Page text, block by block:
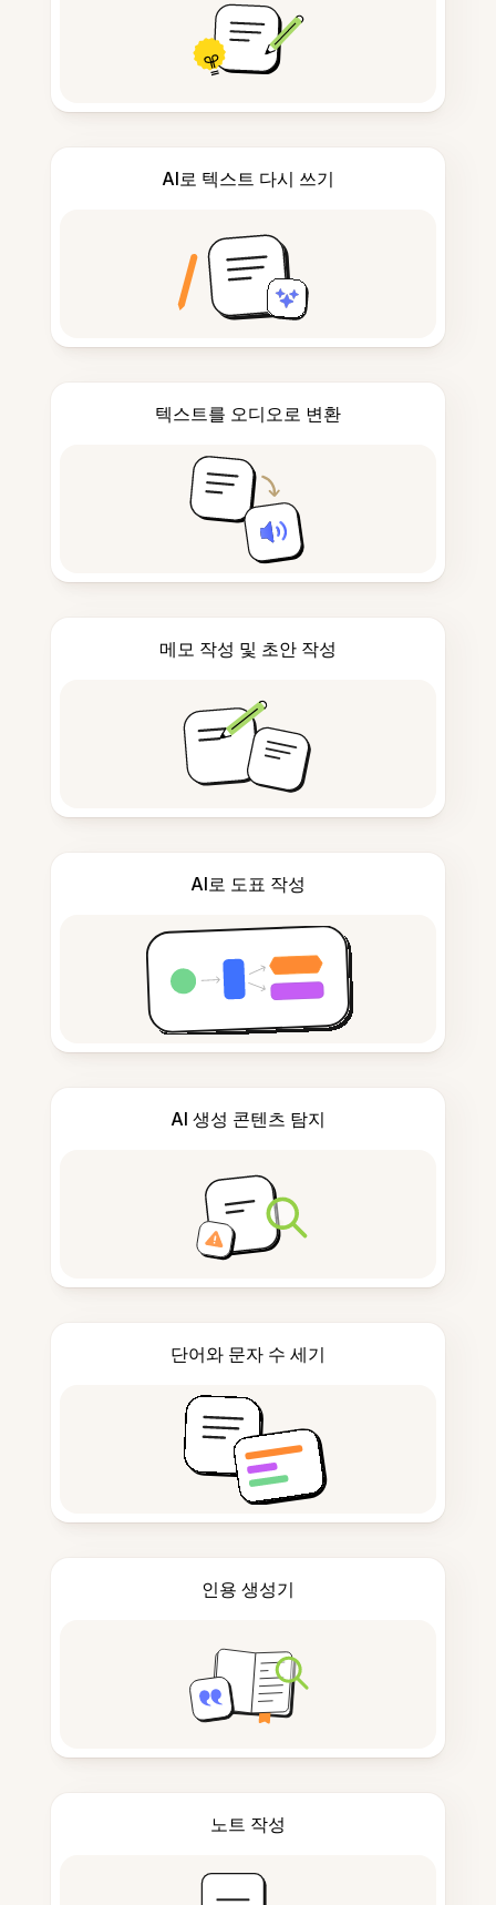
AI로 텍스트 다시 쓰기
텍스트를 오디오로 변환
메모 작성 및 초안 작성
AI로 도표 작성
AI 생성 콘텐츠 탐지
단어와 문자 수 세기
인용 생성기
노트 작성